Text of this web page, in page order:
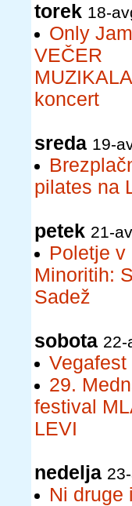
torek 18-
Only
VEČER
koncert
sreda 19-
pilates na
petek 21-
Poletje v
Minoritih:
Sadež
sobota 22-
Vegafest
29.
festival
LEVI
nedelja
Ni druge